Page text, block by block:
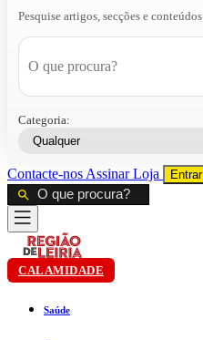
Pesquise artigos, secções e conteúdos
Categoria:
Contacte-nos AssinarLoja Entrar
CALAMIDADE
Saúde